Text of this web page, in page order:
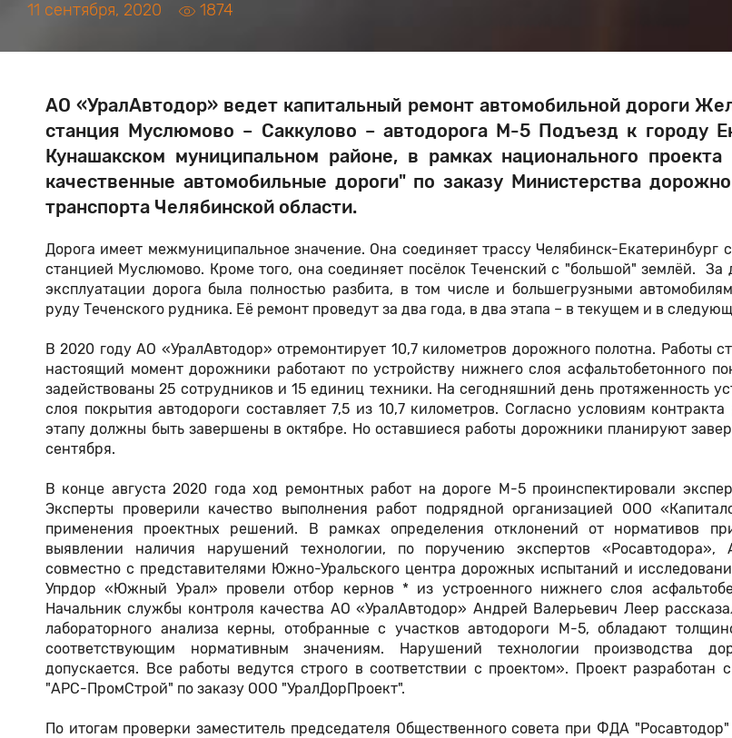
11 сентября, 2020 1874
АО «УралАвтодор» ведет капитальный ремонт автомобильной дороги
станция Муслюмово – Саккулово – автодорога М-5 Подъезд к городу
Кунашакском муниципальном районе, в рамках национального
качественные автомобильные дороги" по заказу Министерства
транспорта Челябинской области.
Дорога имеет межмуниципальное значение. Она соединяет трассу Челябинск-Екатеринбург
станцией Муслюмово. Кроме того, она соединяет посёлок Теченский с "большой" землёй. За
эксплуатации дорога была полностью разбита, в том числе и большегрузными
руду Теченского рудника. Её ремонт проведут за два года, в два этапа – в текущем и в
В 2020 году АО «УралАвтодор» отремонтирует 10,7 километров дорожного полотна. Работы
настоящий момент дорожники работают по устройству нижнего слоя асфальтобетонного
задействованы 25 сотрудников и 15 единиц техники. На сегодняшний день протяженность
слоя покрытия автодороги составляет 7,5 из 10,7 километров. Согласно условиям
этапу должны быть завершены в октябре. Но оставшиеся работы дорожники планируют
сентября.
В конце августа 2020 года ход ремонтных работ на дороге М-5 проинспектировали
Эксперты проверили качество выполнения работ подрядной организацией ООО
применения проектных решений. В рамках определения отклонений от нормативов
выявлении наличия нарушений технологии, по поручению экспертов «Росавтодора»,
совместно с представителями Южно-Уральского центра дорожных испытаний и
Упрдор «Южный Урал» провели отбор кернов * из устроенного нижнего слоя
Начальник службы контроля качества АО «УралАвтодор» Андрей Валерьевич Леер
лабораторного анализа керны, отобранные с участков автодороги М-5, обладают
соответствующим нормативным значениям. Нарушений технологии производства
допускается. Все работы ведутся строго в соответствии с проектом». Проект разработан
"АРС-ПромСтрой" по заказу ООО "УралДорПроект".
По итогам проверки заместитель председателя Общественного совета при ФДА "Росавтодор"